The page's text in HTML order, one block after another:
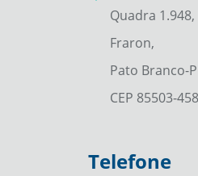
Quadra 1.948,
Fraron,
Pato Branco-
CEP 85503-458
Telefone